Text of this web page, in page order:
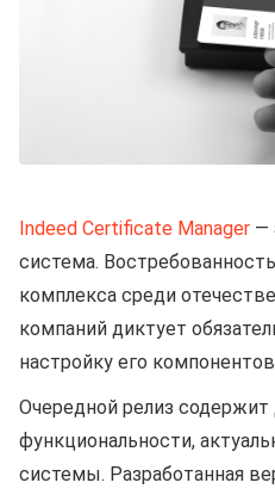
Indeed Certificate Manager —
система.
комплекса среди
компаний диктует
настройку его
Очередной релиз
функциональности,
системы. Разработанная